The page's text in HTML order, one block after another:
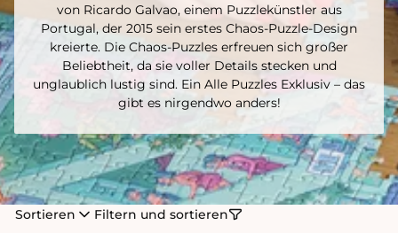
von Ricardo Galvao, einem Puzzlekünstler aus
Portugal, der 2015 sein erstes Chaos-Puzzle-Design
kreierte. Die Chaos-Puzzles erfreuen sich großer
Beliebtheit, da sie voller Details stecken und
unglaublich lustig sind. Ein Alle Puzzles Exklusiv – das
gibt es nirgendwo anders!
Sortieren Filtern und sortieren